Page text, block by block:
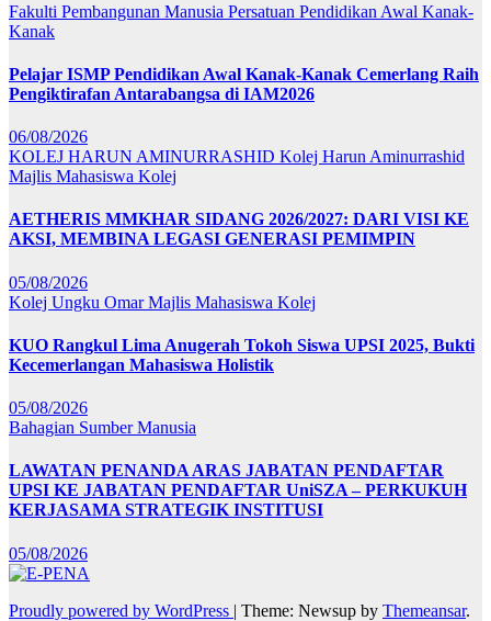
Fakulti Pembangunan Manusia Persatuan Pendidikan Awal Kanak-
Kanak
Pelajar ISMP Pendidikan Awal Kanak-Kanak Cemerlang Raih
Pengiktirafan Antarabangsa di IAM2026
06/08/2026
KOLEJ HARUN AMINURRASHID Kolej Harun Aminurrashid
Majlis Mahasiswa Kolej
AETHERIS MMKHAR SIDANG 2026/2027: DARI VISI KE
AKSI, MEMBINA LEGASI GENERASI PEMIMPIN
05/08/2026
Kolej Ungku OmarMajlis Mahasiswa Kolej
KUO Rangkul Lima Anugerah Tokoh Siswa UPSI 2025, Bukti
Kecemerlangan Mahasiswa Holistik
05/08/2026
Bahagian Sumber Manusia
LAWATAN PENANDA ARAS JABATAN PENDAFTAR
UPSI KE JABATAN PENDAFTAR UniSZA – PERKUKUH
KERJASAMA STRATEGIK INSTITUSI
05/08/2026
Proudly powered by WordPress | Theme: Newsup by Themeansar.